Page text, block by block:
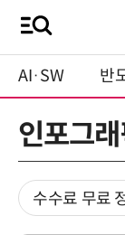
AI·SW 반
인포그